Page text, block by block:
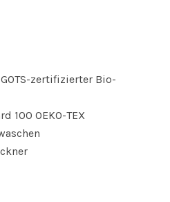
zertifizierter Bio-
100 OEKO-TEX